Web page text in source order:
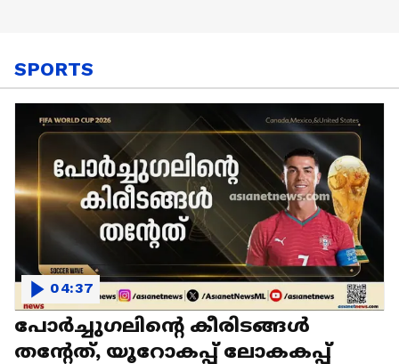
SPORTS
പോർച്ചു​ഗലിന്റെ കീരിടങ്ങൾ
തന്റേത്, യൂറോകപ്പ് ലോകകപ്പ്
04:37